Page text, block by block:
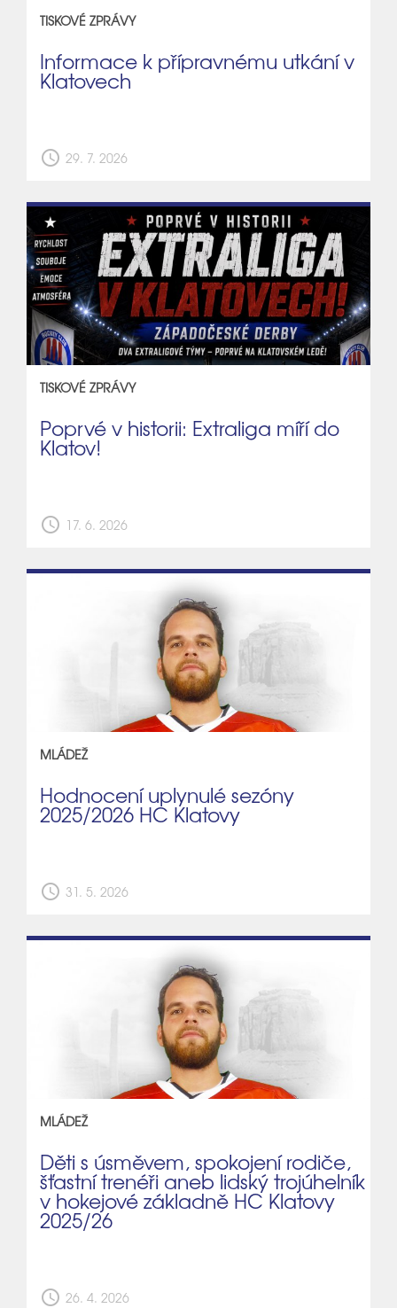
TISKOVÉ ZPRÁVY
Informace k přípravnému utkání v
Klatovech
schedule 29. 7. 2026
TISKOVÉ ZPRÁVY
Poprvé v historii: Extraliga míří do
Klatov!
schedule 17. 6. 2026
MLÁDEŽ
Hodnocení uplynulé sezóny
2025/2026 HC Klatovy
schedule 31. 5. 2026
MLÁDEŽ
Děti s úsměvem, spokojení rodiče,
šťastní trenéři aneb lidský trojúhelník
v hokejové základně HC Klatovy
2025/26
schedule 26. 4. 2026